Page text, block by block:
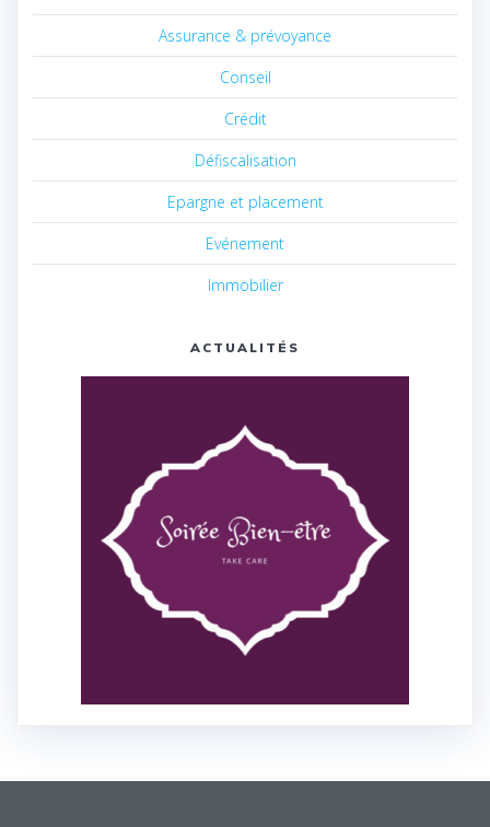
Assurance & prévoyance
Conseil
Crédit
Défiscalisation
Epargne et placement
Evénement
Immobilier
ACTUALITÉS